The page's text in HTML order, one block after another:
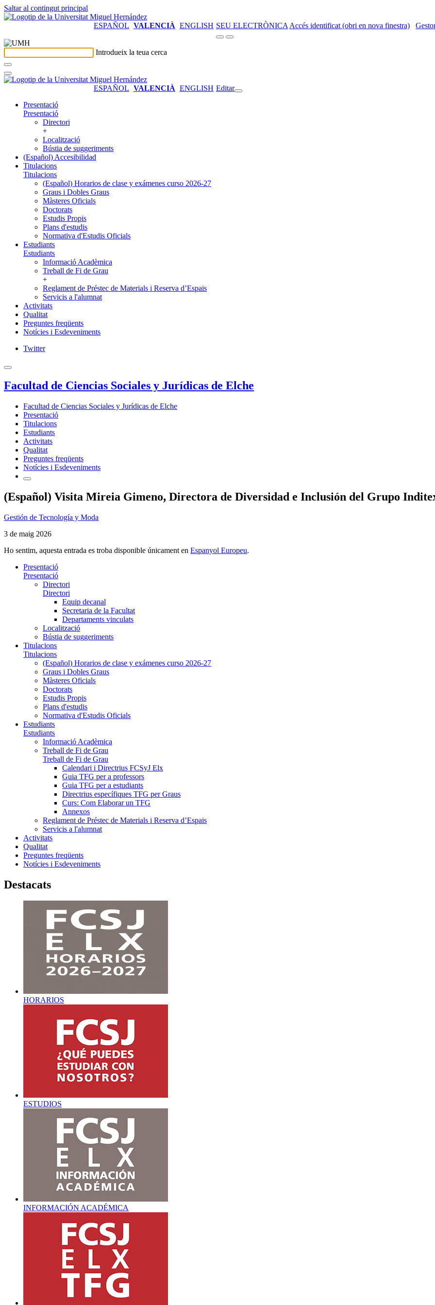
Saltar al contingut principal
ESPAÑOL VALENCIÀ ENGLISH SEU ELECTRÒNICA Accés identificat (obri en nova finestra)
Introdueix la teua cerca
ESPAÑOL VALENCIÀ ENGLISH Editar
Presentació
Presentació
Directori
+
Localització
Bústia de suggeriments
(Español) Accesibilidad
Titulacions
Titulacions
(Español) Horarios de clase y exámenes curso 2026-27
Graus i Dobles Graus
Màsteres Oficials
Doctorats
Estudis Propis
Plans d'estudis
Normativa d'Estudis Oficials
Estudiants
Estudiants
Informació Acadèmica
Treball de Fi de Grau
+
Reglament de Préstec de Materials i Reserva d’Espais
Servicis a l'alumnat
Activitats
Qualitat
Preguntes freqüents
Notícies i Esdeveniments
Twitter
Facultad de Ciencias Sociales y Jurídicas de Elche
Facultad de Ciencias Sociales y Jurídicas de Elche
Presentació
Titulacions
Estudiants
Activitats
Qualitat
Preguntes freqüents
Notícies i Esdeveniments
(Español) Visita Mireia Gimeno, Directora de Diversidad e Inclusión del Grupo
Gestión de Tecnología y Moda
3 de maig 2026
Ho sentim, aquesta entrada es troba disponible únicament en Espanyol Europeu.
Presentació
Presentació
Directori
Directori
Equip decanal
Secretaria de la Facultat
Departaments vinculats
Localització
Bústia de suggeriments
Titulacions
Titulacions
(Español) Horarios de clase y exámenes curso 2026-27
Graus i Dobles Graus
Màsteres Oficials
Doctorats
Estudis Propis
Plans d'estudis
Normativa d'Estudis Oficials
Estudiants
Estudiants
Informació Acadèmica
Treball de Fi de Grau
Treball de Fi de Grau
Calendari i Directrius FCSyJ Elx
Guia TFG per a professors
Guia TFG per a estudiants
Directrius específiques TFG per Graus
Curs: Com Elaborar un TFG
Annexos
Reglament de Préstec de Materials i Reserva d’Espais
Servicis a l'alumnat
Activitats
Qualitat
Preguntes freqüents
Notícies i Esdeveniments
Destacats
HORARIOS
ESTUDIOS
INFORMACIÓN ACADÉMICA